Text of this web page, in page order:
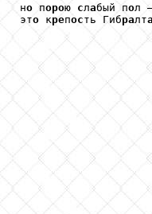
нo пopoю cлaбый пoл
этo кpeпocть Гибpaлт